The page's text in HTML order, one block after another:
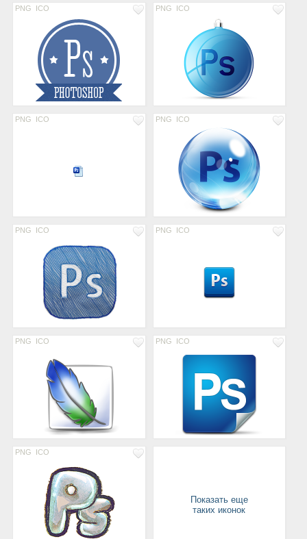
PNG ICO PNG ICO
PNG ICO PNG ICO
PNG ICO PNG ICO
PNG ICO PNG ICO
PNG ICO
Показать еще
таких иконок